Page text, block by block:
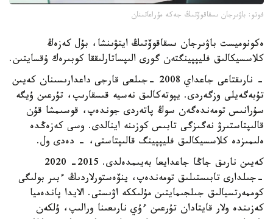
فوتو: باۋىرجان ىسقاقوۆتىڭ جەكە مۇراعاتىنان
ەكونوميست باۋىرجان ىسقاقوۆتىڭ ايتۋىنشا، بۇل كەزەڭ
كلاسسيكالىق فليپپينگتەن گورى الىپساتارلىققا كوبىرەك ۇقسايتىن.
- نارىقتاعى جاعداي 2008 -جىلعى قارجى داعدارىسىنان كەيىن
تۇبەگەيلى وزگەردى. يپوتەكالىق نەسيە قىسقارىپ، تۇرعىن ۇيگە
سۇرانىس تومەندەگەن سوڭ پاتەردى جوندەپ، قوسىمشا قۇن
قالىپتاستىرۋ نەگىزگى تابىس كوزىنە اينالدى. وسى كەزەڭدە
ەلىمىزدە كلاسسيكالىق فليپپينگ قالىپتاستى، - دەدى ول.
كەيىن نارىق جاڭا جاعدايعا بەيىمدەلدى. 2015- 2020
-جىلدارى تابىستىلىق تومەندەپ، ينۆەستورلاردىڭ ءبىر بولىگى
كوممەرتسيالىق جىلجىمايتىن مۇلىككە اۋىستى. الايدا پاندەميا
كەزىندە ولار قايتادان تۇرعىن ءۇي نارىعىنا ورالىپ، ۇلكەن